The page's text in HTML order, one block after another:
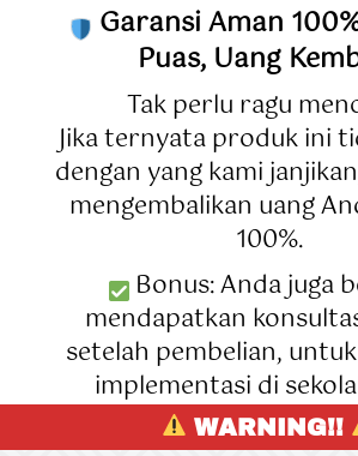
Garansi Aman
Puas, Uang
Tak perlu ragu
Jika ternyata produk ini
dengan yang kami
mengembalikan uang
100%.
Bonus: Anda juga
mendapatkan
setelah pembelian,
implementasi di
WARNING!!